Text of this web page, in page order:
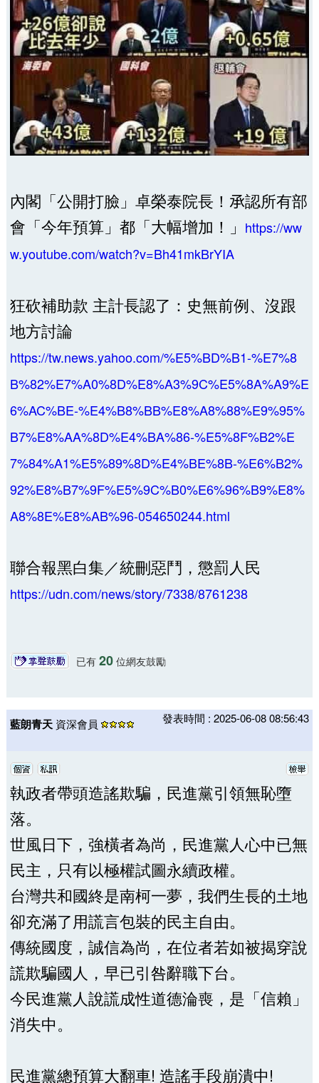
內閣「公開打臉」卓榮泰院長！𠄘認所有部
會「今年預算」都「大幅增加！」 https://ww
w.youtube.com/watch?v=Bh41mkBrYIA
狂砍補助款 主計長認了：史無前例、沒跟
地方討論
https://tw.news.yahoo.com/%E5%BD%B1-%E7%8
B%82%E7%A0%8D%E8%A3%9C%E5%8A%A9%E
6%AC%BE-%E4%B8%BB%E8%A8%88%E9%95%
B7%E8%AA%8D%E4%BA%86-%E5%8F%B2%E
7%84%A1%E5%89%8D%E4%BE%8B-%E6%B2%
92%E8%B7%9F%E5%9C%B0%E6%96%B9%E8%
A8%8E%E8%AB%96-054650244.html
聯合報黑白集／統刪惡鬥，懲罰人民
https://udn.com/news/story/7338/8761238
已有 20位網友鼓勵
藍朗青天 資深會員 發表時間 : 2025-06-08 08:56:43
執政者帶頭造謠欺騙，民進黨引領無恥墮
落。
世風日下，強橫者為尚，民進黨人心中已無
民主，只有以極權試圖永續政權。
台灣共和國終是南柯一夢，我們生長的土地
卻充滿了用謊言包裝的民主自由。
傳統國度，誠信為尚，在位者若如被揭穿說
謊欺騙國人，早已引咎辭職下台。
今民進黨人說謊成性道德淪喪，是「信賴」
消失中。
民進黨總預算大翻車! 造謠手段崩潰中!